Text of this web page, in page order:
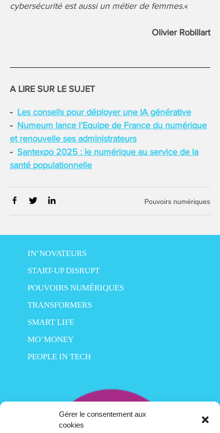
Gérer le consentement aux
cookies
cybersécurité est aussi un métier de femmes.«
Olivier Robillart
A LIRE SUR LE SUJET
Les conseils pour déployer une IA générative
Numeum lance l’Equipe de France du numérique
et renouvelle ses administrateurs
Santexpo 2025 : le numérique au service de la
santé populationnelle
Pouvoirs numériques
IN’NOVATEURS
START-UP DISRUPT
POUVOIRS NUMÉRIQUES
TRANSFORMERS
SMART LIFE
MO’MONEY
PEOPLE IN TECH